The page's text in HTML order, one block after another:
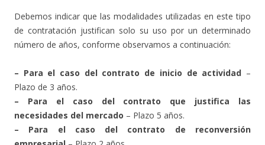
Debemos indicar que las modalidades utilizadas en este tipo
de contratación justifican solo su uso por un determinado
número de años, conforme observamos a continuación:
– Para el caso del contrato de inicio de actividad –
Plazo de 3 años.
– Para el caso del contrato que justifica las
necesidades del mercado – Plazo 5 años.
– Para el caso del contrato de reconversión